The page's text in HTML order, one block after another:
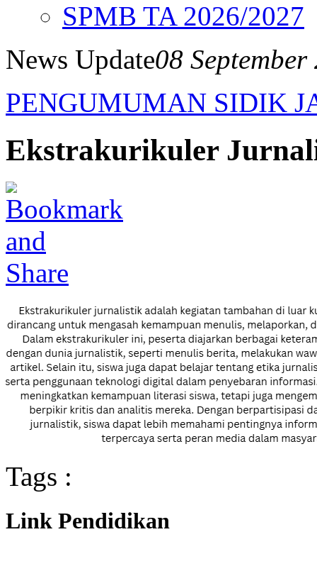
SPMB TA 2026/2027
News Update08
PENGUMUMAN SIDIK
Ekstrakurikuler
Tags :
Link Pendidikan